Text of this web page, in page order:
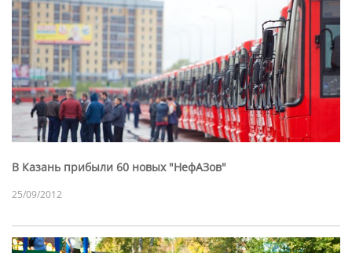
В Казань прибыли 60 новых "НефАЗов"
25/09/2012